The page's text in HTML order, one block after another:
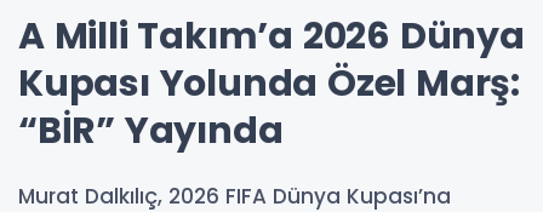
A Milli Takım’a 2026 Dünya
Kupası Yolunda Özel Marş:
“BİR” Yayında
Murat Dalkılıç, 2026 FIFA Dünya Kupası’na